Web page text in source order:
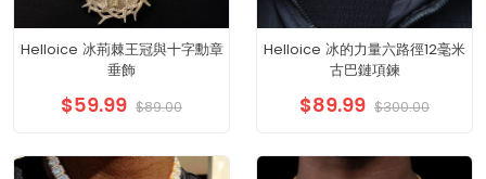
Helloice 冰荊棘王冠與十字勳章
垂飾
$59.99 $89.00
Helloice 冰的力量六路徑12毫米
古巴鏈項鍊
$89.99 $300.00